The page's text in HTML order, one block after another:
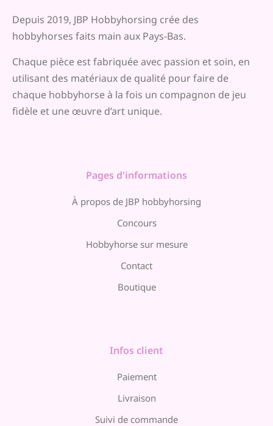
Depuis 2019, JBP Hobbyhorsing crée des
hobbyhorses faits main aux Pays-Bas.
Chaque pièce est fabriquée avec passion et soin, en
utilisant des matériaux de qualité pour faire de
chaque hobbyhorse à la fois un compagnon de jeu
fidèle et une œuvre d’art unique.
Pages d'informations
À propos de JBP hobbyhorsing
Concours
Hobbyhorse sur mesure
Contact
Boutique
Infos client
Paiement
Livraison
Suivi de commande